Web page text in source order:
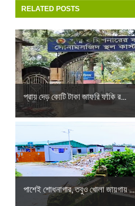
RELATED POSTS
প্রায় দেড় কোটি টাকা জাফরি ফাঁকি র...
পাশেই শোধনাগার, তবুও খোলা জায়গায় ...